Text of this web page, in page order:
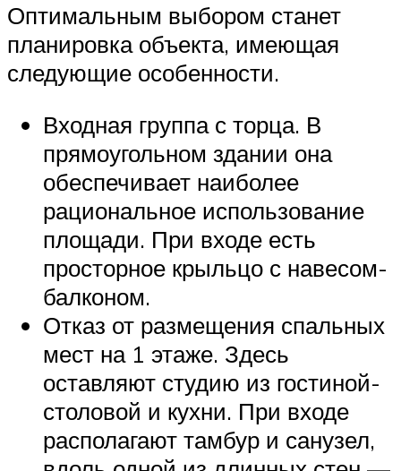
Оптимальным выбором станет
планировка объекта, имеющая
следующие особенности.
Входная группа с торца. В
прямоугольном здании она
обеспечивает наиболее
рациональное использование
площади. При входе есть
просторное крыльцо с навесом-
балконом.
Отказ от размещения спальных
мест на 1 этаже. Здесь
оставляют студию из гостиной-
столовой и кухни. При входе
располагают тамбур и санузел,